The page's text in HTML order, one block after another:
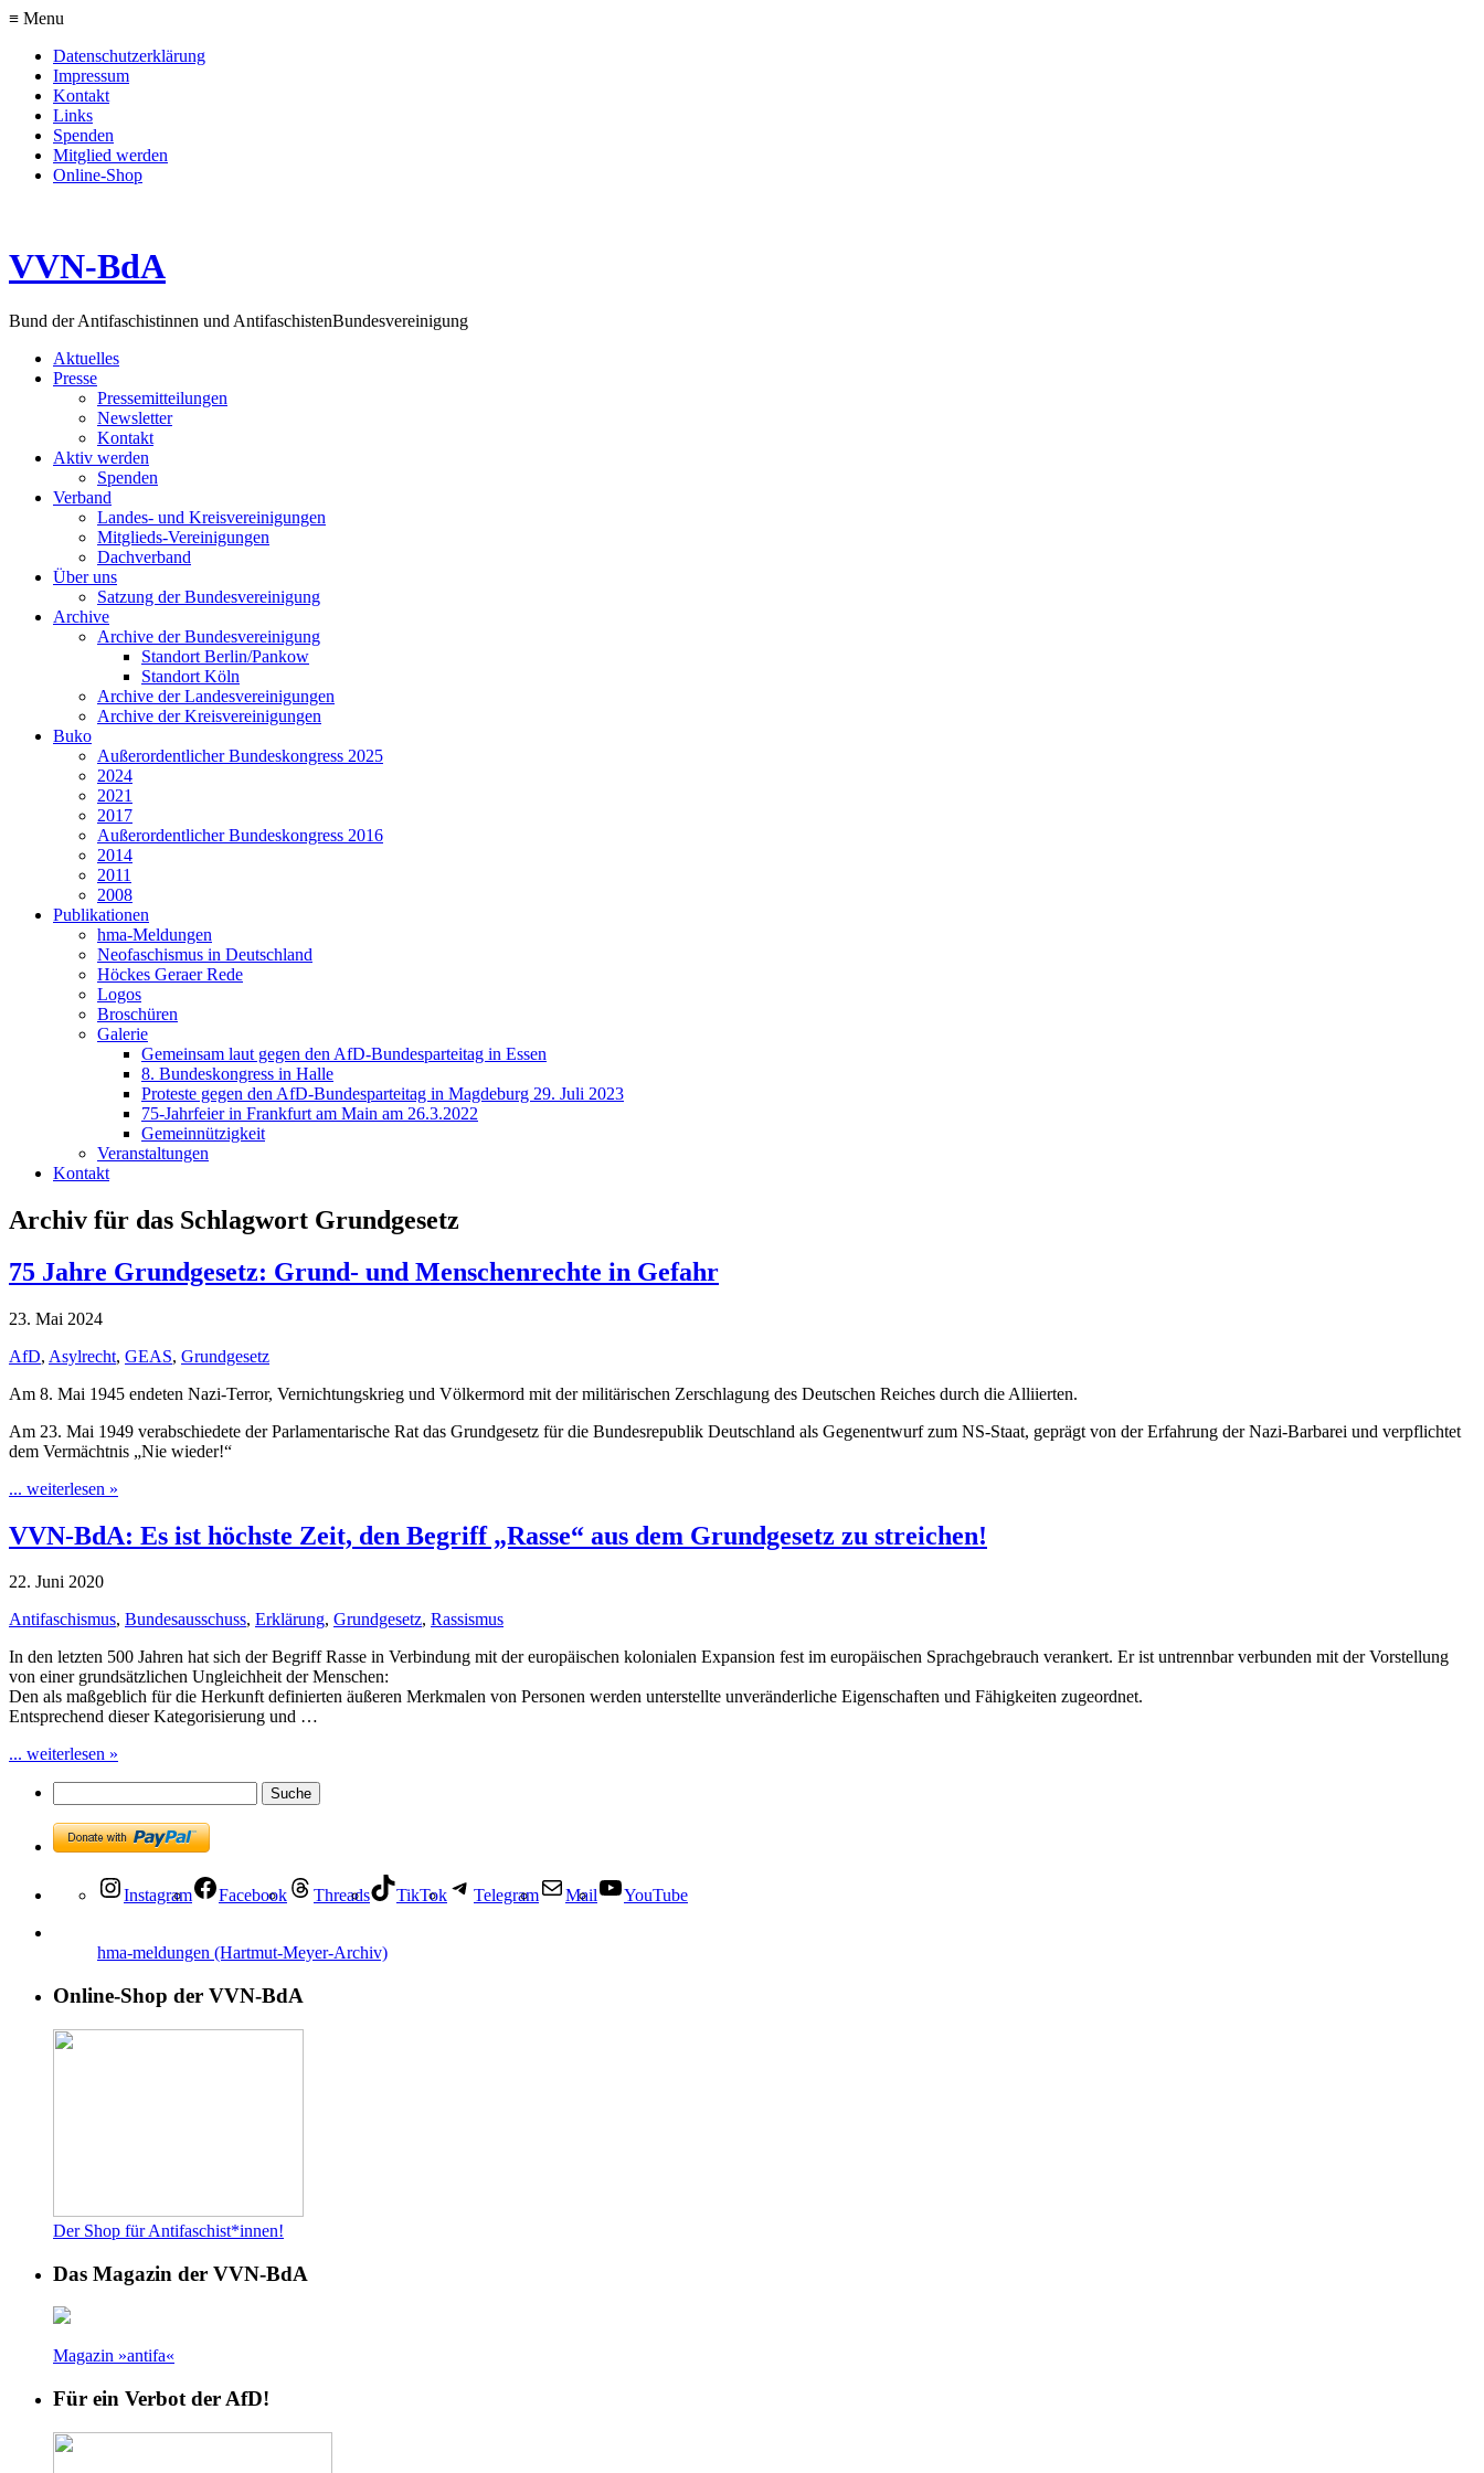
≡ Menu
Datenschutzerklärung
Impressum
Kontakt
Links
Spenden
Mitglied werden
Online-Shop
VVN-BdA
Bund der Antifaschistinnen und AntifaschistenBundesvereinigung
Aktuelles
Presse
Pressemitteilungen
Newsletter
Kontakt
Aktiv werden
Spenden
Verband
Landes- und Kreisvereinigungen
Mitglieds-Vereinigungen
Dachverband
Über uns
Satzung der Bundesvereinigung
Archive
Archive der Bundesvereinigung
Standort Berlin/Pankow
Standort Köln
Archive der Landesvereinigungen
Archive der Kreisvereinigungen
Buko
Außerordentlicher Bundeskongress 2025
2024
2021
2017
Außerordentlicher Bundeskongress 2016
2014
2011
2008
Publikationen
hma-Meldungen
Neofaschismus in Deutschland
Höckes Geraer Rede
Logos
Broschüren
Galerie
Gemeinsam laut gegen den AfD-Bundesparteitag in Essen
8. Bundeskongress in Halle
Proteste gegen den AfD-Bundesparteitag in Magdeburg 29. Juli 2023
75-Jahrfeier in Frankfurt am Main am 26.3.2022
Gemeinnützigkeit
Veranstaltungen
Kontakt
Archiv für das Schlagwort Grundgesetz
75 Jahre Grundgesetz: Grund- und Menschenrechte in Gefahr
23. Mai 2024
AfD, Asylrecht, GEAS, Grundgesetz
Am 8. Mai 1945 endeten Nazi-Terror, Vernichtungskrieg und Völkermord mit der militärischen Zerschlagung des Deutschen Reiches durch die Alliierten.
Am 23. Mai 1949 verabschiedete der Parlamentarische Rat das Grundgesetz für die Bundesrepublik Deutschland als Gegenentwurf zum NS-Staat, geprägt von der Erfahrung der Nazi-Barbarei und verpflichtet
dem Vermächtnis „Nie wieder!“
... weiterlesen »
VVN-BdA: Es ist höchste Zeit, den Begriff „Rasse“ aus dem Grundgesetz zu streichen!
22. Juni 2020
Antifaschismus, Bundesausschuss, Erklärung, Grundgesetz, Rassismus
In den letzten 500 Jahren hat sich der Begriff Rasse in Verbindung mit der europäischen kolonialen Expansion fest im europäischen Sprachgebrauch verankert. Er ist untrennbar verbunden mit der Vorstellung
von einer grundsätzlichen Ungleichheit der Menschen:
Den als maßgeblich für die Herkunft definierten äußeren Merkmalen von Personen werden unterstellte unveränderliche Eigenschaften und Fähigkeiten zugeordnet.
Entsprechend dieser Kategorisierung und …
... weiterlesen »
Instagram Facebook Threads TikTok Telegram Mail YouTube
hma-meldungen (Hartmut-Meyer-Archiv)
Online-Shop der VVN-BdA
Der Shop für Antifaschist*innen!
Das Magazin der VVN-BdA
Magazin »antifa«
Für ein Verbot der AfD!